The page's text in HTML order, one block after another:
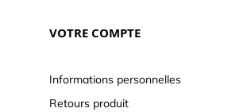
VOTRE COMPTE
Informations personnelles
Retours produit